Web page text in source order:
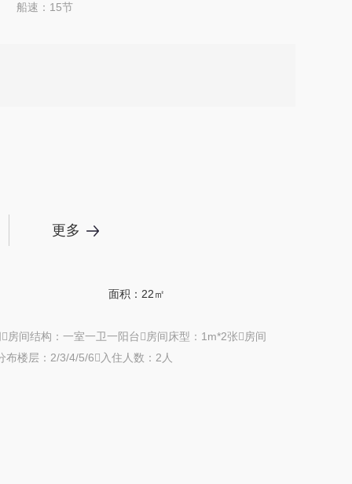
船速：15节
更多
面积：22㎡
房间结构：一室一卫一阳台房间床型：1m*2张房间
布楼层：2/3/4/5/6入住人数：2人